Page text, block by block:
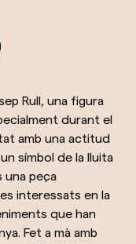
Rull, una figura
durant el
amb una actitud
símbol de la lluita
una peça
interessats en la
que han
Fet a mà amb